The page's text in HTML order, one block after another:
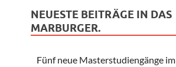
NEUESTE BEITRÄGE IN DAS
MARBURGER.
Fünf neue Masterstudiengänge im